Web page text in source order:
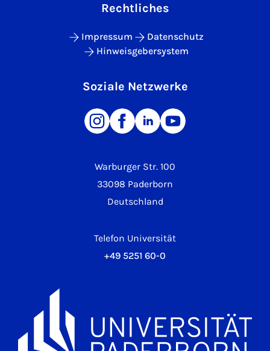
Warburger Str. 100
33098 Paderborn
Deutschland
Telefon Universität
+49 5251 60-0
Rechtliches
Impressum
Datenschutz
Hinweisgebersystem
Soziale Netzwerke